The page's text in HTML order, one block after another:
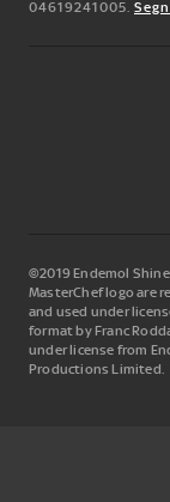
04619241005.
©2019 Endemol
MasterChef logo are
and used under
format by Franc
under license from
Productions Limited.